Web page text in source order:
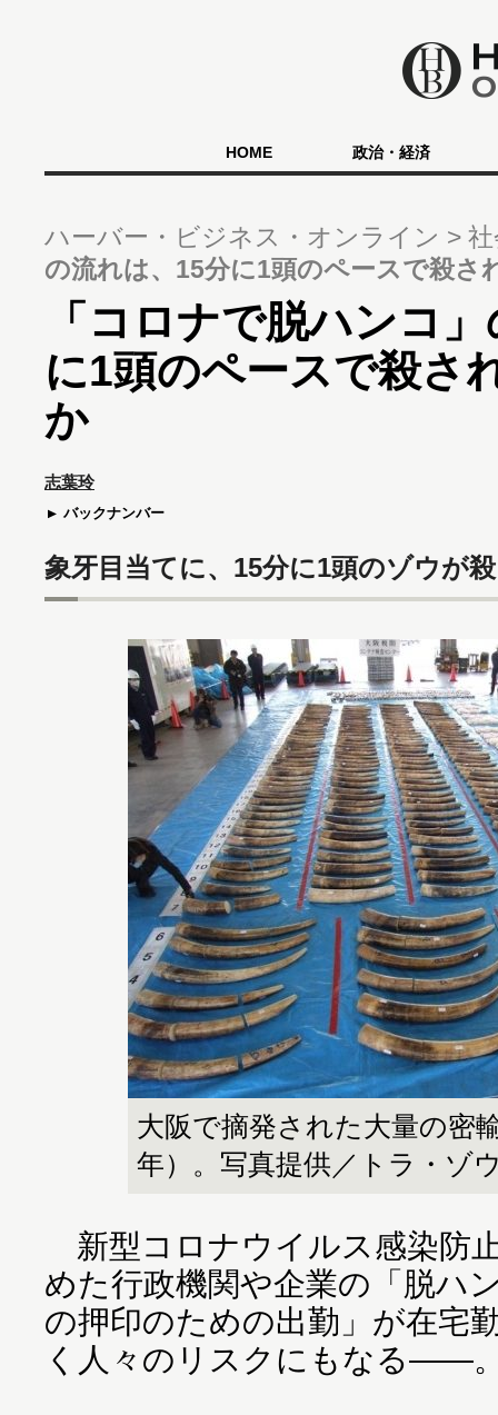
HOME 政治・経済
ハーバー・ビジネス・オンライン
の流れは、15分に1頭のペースで殺さ
「コロナで脱ハンコ
に1頭のペースで殺さ
か
志葉玲
バックナンバー
象牙目当てに、15分に1頭のゾウが
大阪で摘発された大量の密
年）。写真提供／トラ・ゾ
新型コロナウイルス感染防
めた行政機関や企業の「脱ハ
の押印のための出勤」が在宅
く人々のリスクにもなる――